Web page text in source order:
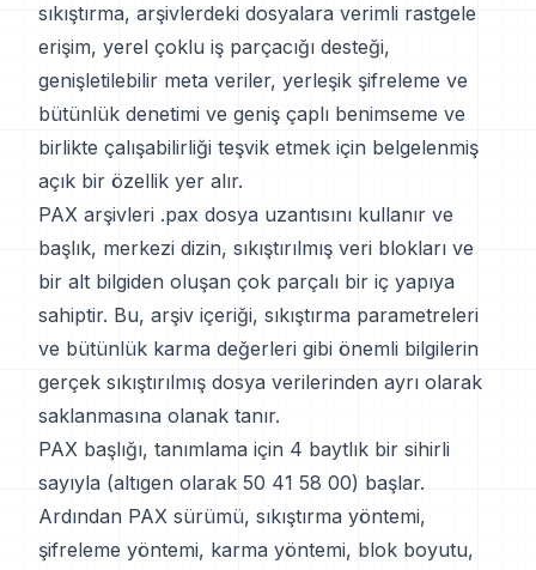
sıkıştırma, arşivlerdeki dosyalara verimli rastgele
erişim, yerel çoklu iş parçacığı desteği,
genişletilebilir meta veriler, yerleşik şifreleme ve
bütünlük denetimi ve geniş çaplı benimseme ve
birlikte çalışabilirliği teşvik etmek için belgelenmiş
açık bir özellik yer alır.
PAX arşivleri .pax dosya uzantısını kullanır ve
başlık, merkezi dizin, sıkıştırılmış veri blokları ve
bir alt bilgiden oluşan çok parçalı bir iç yapıya
sahiptir. Bu, arşiv içeriği, sıkıştırma parametreleri
ve bütünlük karma değerleri gibi önemli bilgilerin
gerçek sıkıştırılmış dosya verilerinden ayrı olarak
saklanmasına olanak tanır.
PAX başlığı, tanımlama için 4 baytlık bir sihirli
sayıyla (altıgen olarak 50 41 58 00) başlar.
Ardından PAX sürümü, sıkıştırma yöntemi,
şifreleme yöntemi, karma yöntemi, blok boyutu,